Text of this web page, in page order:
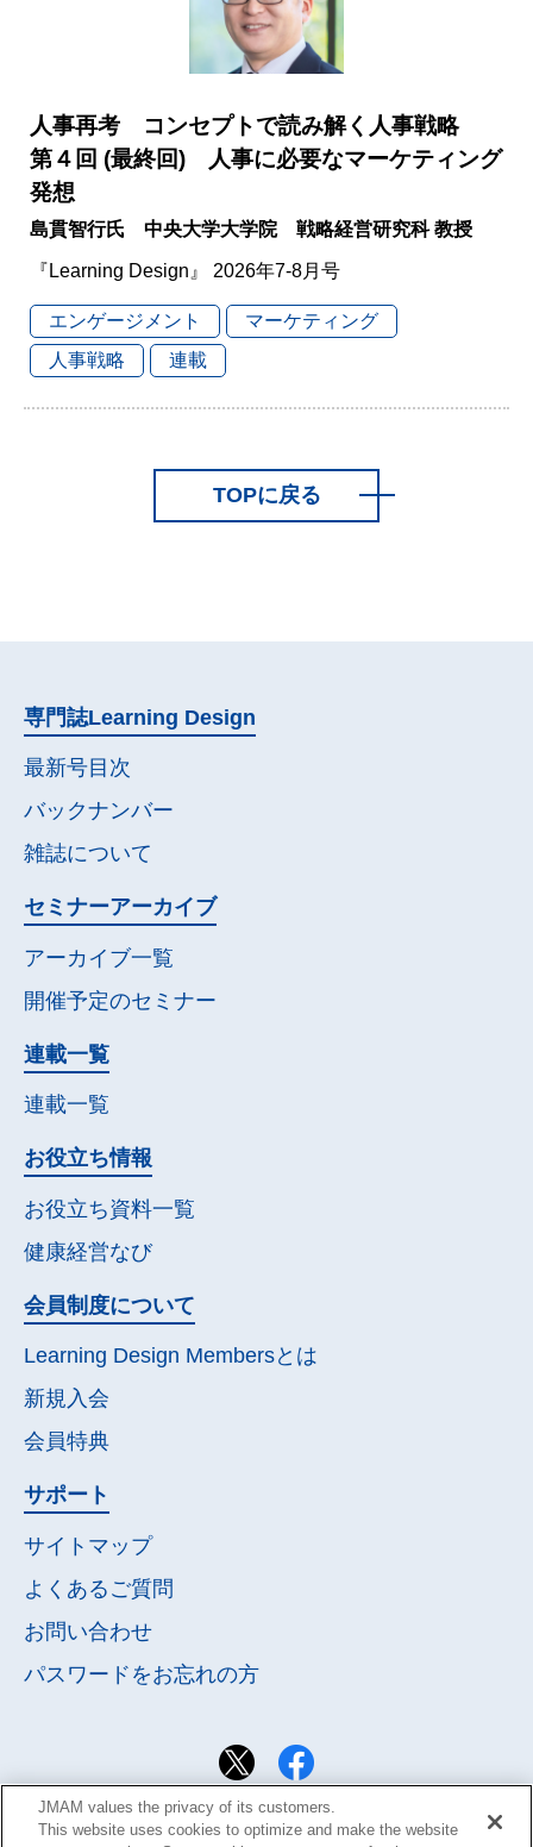
人事再考 コンセプトで読み解く人事戦略
第４回 (最終回) 人事に必要なマーケティング
発想
島貫智行氏 中央大学大学院 戦略経営研究科 教授
『Learning Design』 2026年7-8月号
エンゲージメント
マーケティング
人事戦略
連載
TOPに戻る
専門誌Learning Design
最新号目次
バックナンバー
雑誌について
セミナーアーカイブ
アーカイブ一覧
開催予定のセミナー
連載一覧
連載一覧
お役立ち情報
お役立ち資料一覧
健康経営なび
会員制度について
Learning Design Membersとは
新規入会
会員特典
サポート
サイトマップ
よくあるご質問
お問い合わせ
パスワードをお忘れの方
JMAM values the privacy of its customers.
This website uses cookies to optimize and make the website